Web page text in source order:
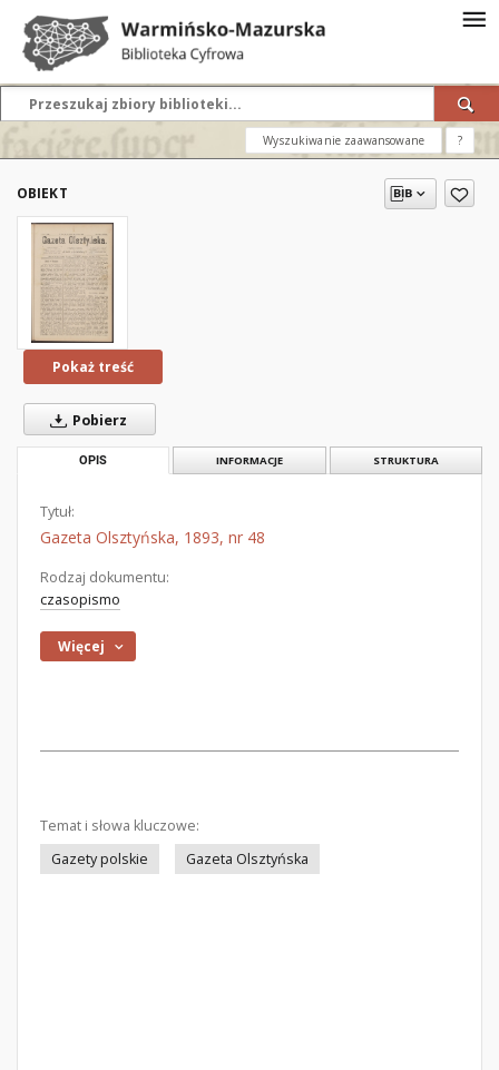
Wyszukiwanie zaawansowane ?
OBIEKT
Pokaż treść
Pobierz
OPIS INFORMACJE STRUKTURA
Tytuł:
Gazeta Olsztyńska, 1893, nr 48
Rodzaj dokumentu:
czasopismo
Więcej
Temat i słowa kluczowe:
Gazety polskie
Gazeta Olsztyńska